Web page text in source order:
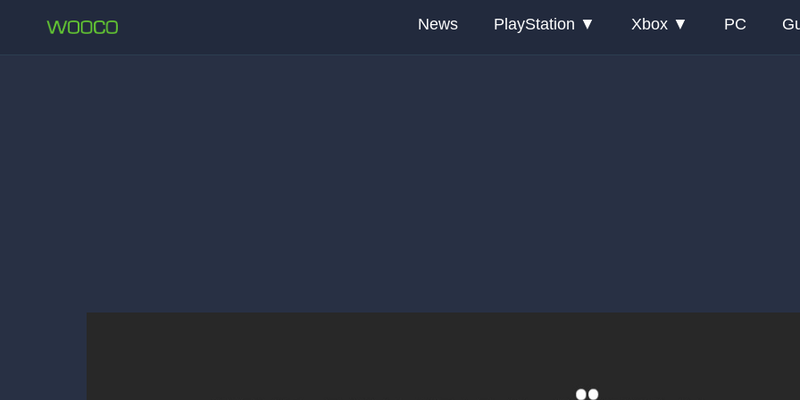
News PlayStation Xbox PC